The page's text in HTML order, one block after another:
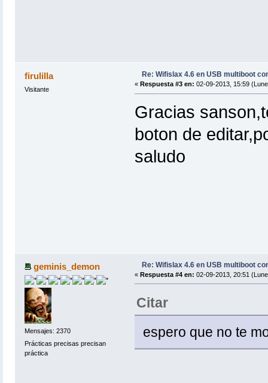
firulilla
Visitante
Re: Wifislax 4.6 en USB multiboot
« Respuesta #3 en: 02-09-2013, 15:59
Gracias
boton de
saludo
geminis_demon
Mensajes: 2370
Prácticas precisas precisan
práctica
Re: Wifislax 4.6 en USB multiboot
« Respuesta #4 en: 02-09-2013, 20:51
Citar
espero que no te